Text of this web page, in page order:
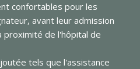
confortables pour les
avant leur admission
proximité de l'hôpital de
tels que l'assistance